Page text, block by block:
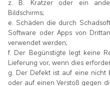
z. B. Kratzer oder ein
Bildschirms;
e. Schäden die durch
Software oder Apps von
verwendet werden;
f. Der Begünstigte legt keine
Lieferung vor, wenn dies
g. Der Defekt ist auf eine nicht
oder auf einen Verstoß gegen